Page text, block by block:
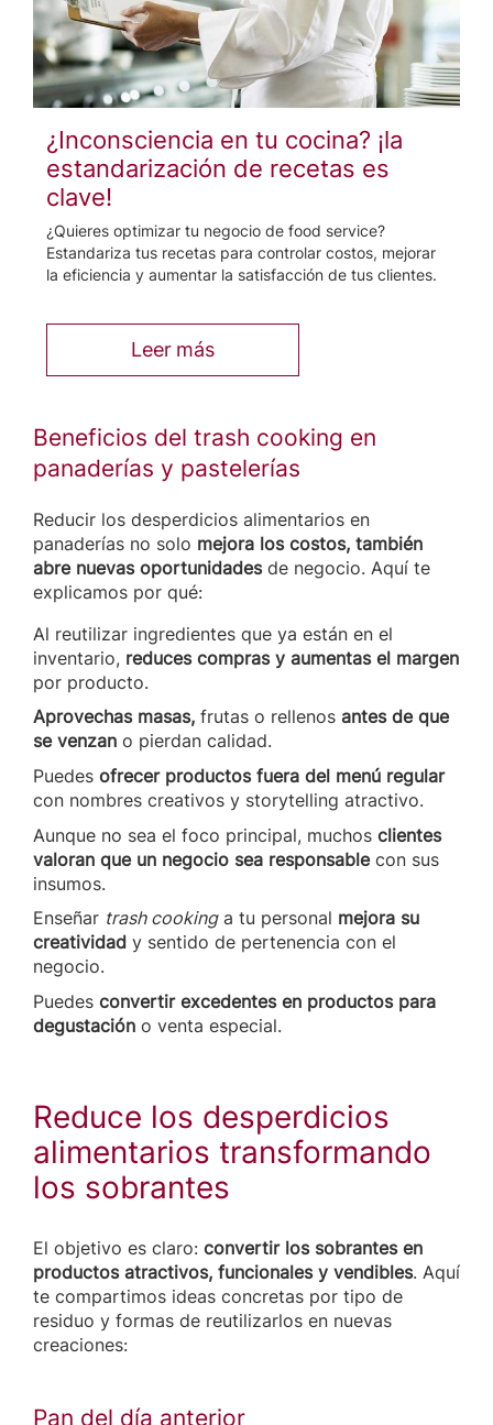
¿Inconsciencia en tu cocina? ¡la
estandarización de recetas es
clave!
¿Quieres optimizar tu negocio de food service?
Estandariza tus recetas para controlar costos, mejorar
la eficiencia y aumentar la satisfacción de tus clientes.
Leer más
Beneficios del trash cooking en
panaderías y pastelerías
Reducir los desperdicios alimentarios en
panaderías no solo mejora los costos, también
abre nuevas oportunidadesde negocio. Aquí te
explicamos por qué:
Al reutilizar ingredientes que ya están en el
inventario, reduces compras y aumentas el margen
por producto.
Aprovechas masas, frutas o rellenos antes de que
se venzan o pierdan calidad.
Puedes ofrecer productos fuera del menú regular
con nombres creativos y storytelling atractivo.
Aunque no sea el foco principal, muchos clientes
valoran que un negocio sea responsable con sus
insumos.
Enseñar trash cookinga tu personal mejora su
creatividad y sentido de pertenencia con el
negocio.
Puedes convertir excedentes en productos para
degustación o venta especial.
Reduce los desperdicios
alimentarios transformando
los sobrantes
El objetivo es claro: convertir los sobrantes en
productos atractivos, funcionales y vendibles. Aquí
te compartimos ideas concretas por tipo de
residuo y formas de reutilizarlos en nuevas
creaciones:
Pan del día anterior